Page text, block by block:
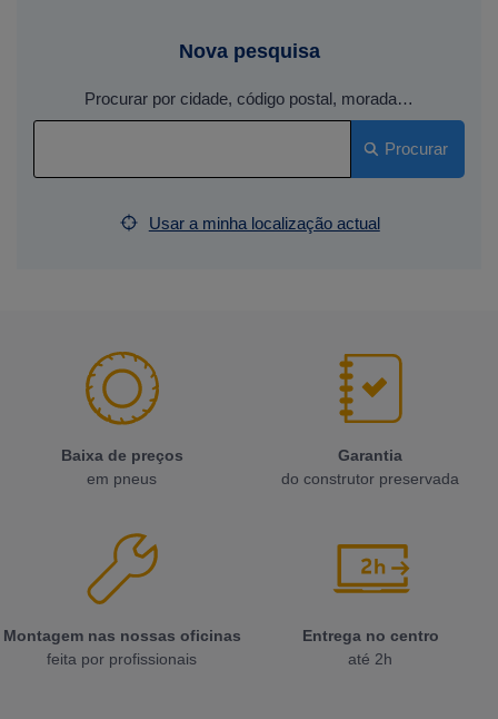
Nova pesquisa
Procurar por cidade, código postal, morada…
Procurar
Usar a minha localização actual
Baixa de preços
em pneus
Garantia
do construtor preservada
Montagem nas nossas oficinas
feita por profissionais
Entrega no centro
até 2h